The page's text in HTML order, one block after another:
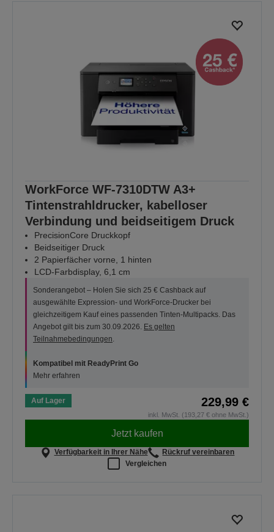
WorkForce WF-7310DTW A3+
Tintenstrahldrucker, kabelloser
Verbindung und beidseitigem Druck
PrecisionCore Druckkopf
Beidseitiger Druck
2 Papierfächer vorne, 1 hinten
LCD-Farbdisplay, 6,1 cm
Sonderangebot – Holen Sie sich 25 € Cashback auf
ausgewählte Expression- und WorkForce-Drucker bei
gleichzeitigem Kauf eines passenden Tinten-Multipacks. Das
Angebot gilt bis zum 30.09.2026. Es gelten
Teilnahmebedingungen.
Kompatibel mit ReadyPrint Go
Mehr erfahren
Auf Lager 229,99 €
inkl. MwSt. (193,27 € ohne MwSt.)
Jetzt kaufen
Verfügbarkeit in Ihrer Nähe
Rückruf vereinbaren
Vergleichen